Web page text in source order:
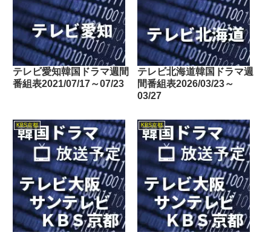
テレビ愛知韓国ドラマ週間
番組表2021/07/17～07/23
テレビ北海道韓国ドラマ週
間番組表2026/03/23～
03/27
KBS京都 KBS京都